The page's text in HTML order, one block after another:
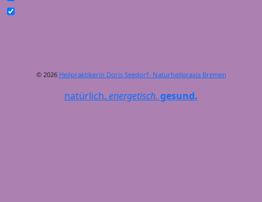
© 2026 Heilpraktikerin Doris Seedorf- Naturheilpraxis Bremen
natürlich. energetisch. gesund.